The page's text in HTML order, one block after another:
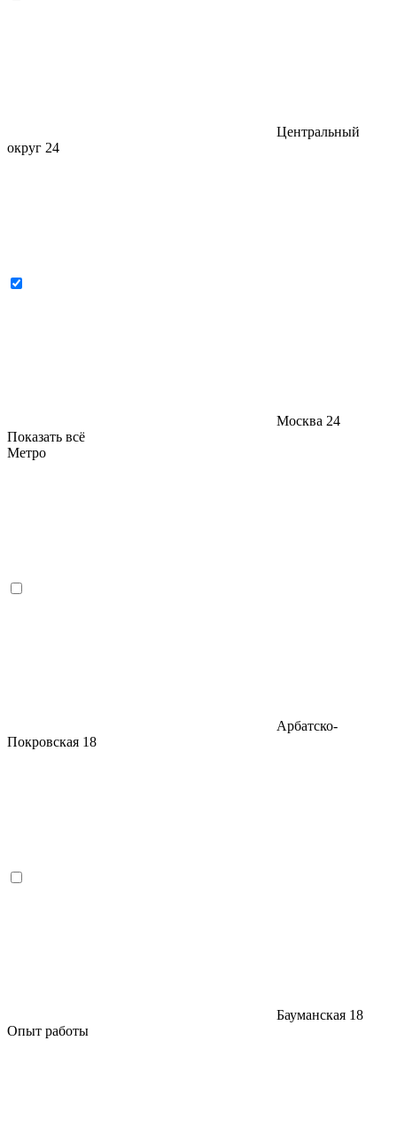
Центральный
округ 24
Москва 24
Показать всё
Метро
Арбатско-
Покровская 18
Бауманская 18
Опыт работы